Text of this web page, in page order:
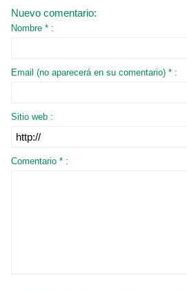
Nuevo comentario:
Nombre * :
Email (no aparecerá en su comentario) * :
Sitio web :
Comentario * :